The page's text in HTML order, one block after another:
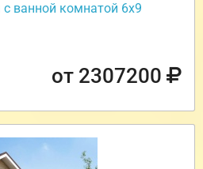
ванной комнатой 6х9
от 2307200